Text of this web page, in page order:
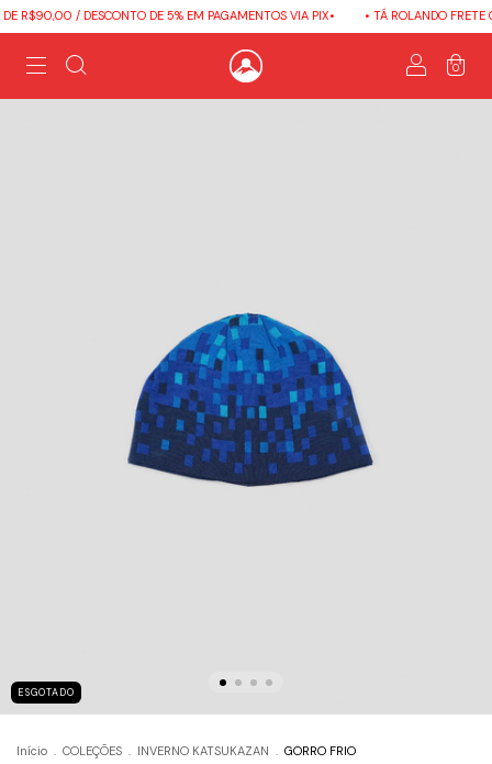
R$90,00 / DESCONTO DE 5% EM PAGAMENTOS VIA PIX• • TÁ ROLANDO FRETE
0
ESGOTADO
Início . COLEÇÕES . INVERNO KATSUKAZAN . GORRO FRIO